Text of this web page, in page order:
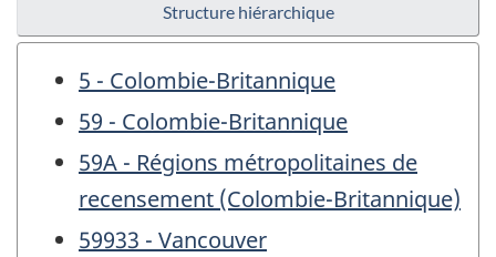
Structure hiérarchique
5 - Colombie-Britannique
59 - Colombie-Britannique
59A - Régions métropolitaines de
recensement (Colombie-Britannique)
59933 - Vancouver